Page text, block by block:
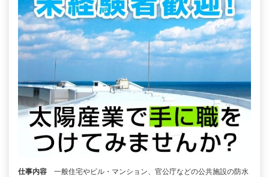
仕事内容
一般住宅やビル・マンション、官公庁などの公共施設の防水